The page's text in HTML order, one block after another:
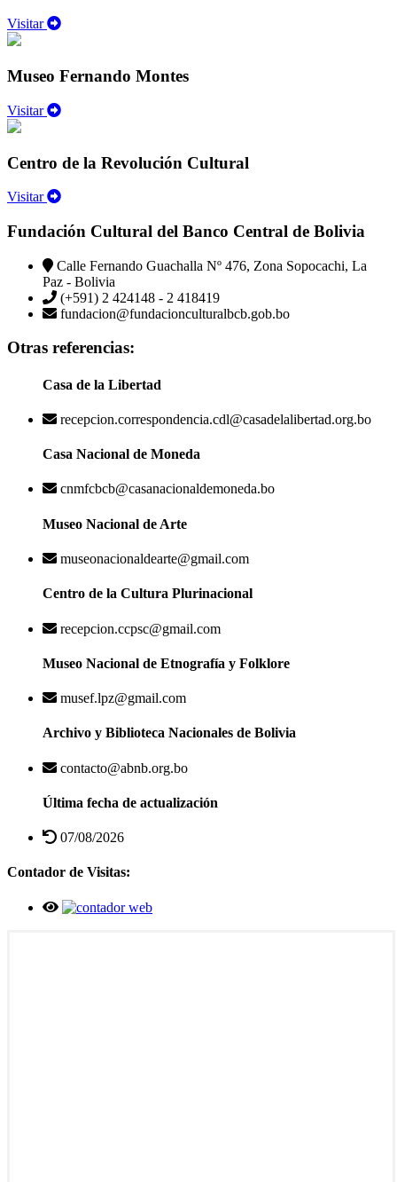
Visitar
Museo Fernando Montes
Visitar
Centro de la Revolución Cultural
Visitar
Fundación Cultural del Banco Central de Bolivia
Calle Fernando Guachalla Nº 476, Zona Sopocachi, La
Paz - Bolivia
(+591) 2 424148 - 2 418419
fundacion@fundacionculturalbcb.gob.bo
Otras referencias:
Casa de la Libertad
recepcion.correspondencia.cdl@casadelalibertad.org.bo
Casa Nacional de Moneda
cnmfcbcb@casanacionaldemoneda.bo
Museo Nacional de Arte
museonacionaldearte@gmail.com
Centro de la Cultura Plurinacional
recepcion.ccpsc@gmail.com
Museo Nacional de Etnografía y Folklore
musef.lpz@gmail.com
Archivo y Biblioteca Nacionales de Bolivia
contacto@abnb.org.bo
Última fecha de actualización
07/08/2026
Contador de Visitas: